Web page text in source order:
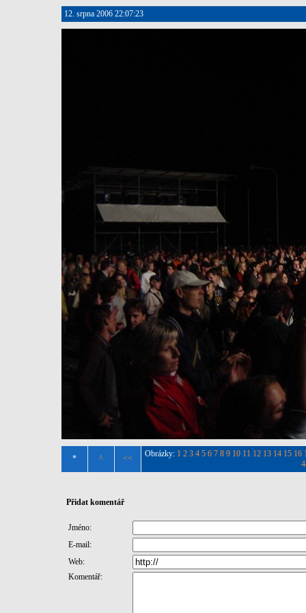
12. srpna 2006 22:07:23
* ^ << Obrázky: 1 2 3 4 5 6 7 8 9 10 11 12 13 14 15 16
Přidat komentář
Jméno:
E-mail:
Web:
Komentář: